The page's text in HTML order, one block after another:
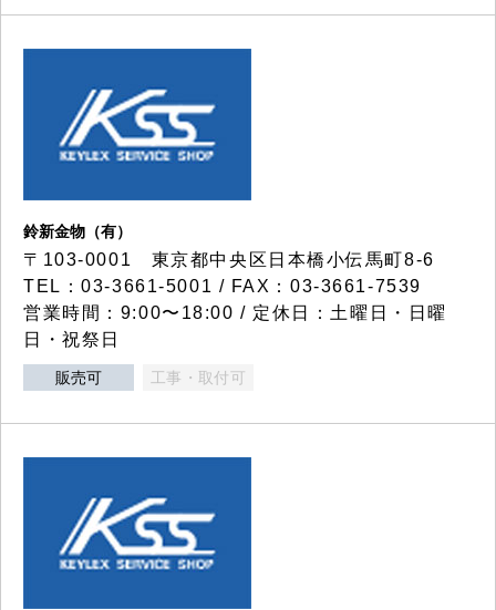
鈴新金物（有）
〒103-0001 東京都中央区日本橋小伝馬町8-6
TEL：03-3661-5001 / FAX：03-3661-7539
営業時間：9:00〜18:00 / 定休日：土曜日・日曜
日・祝祭日
販売可 工事・取付可